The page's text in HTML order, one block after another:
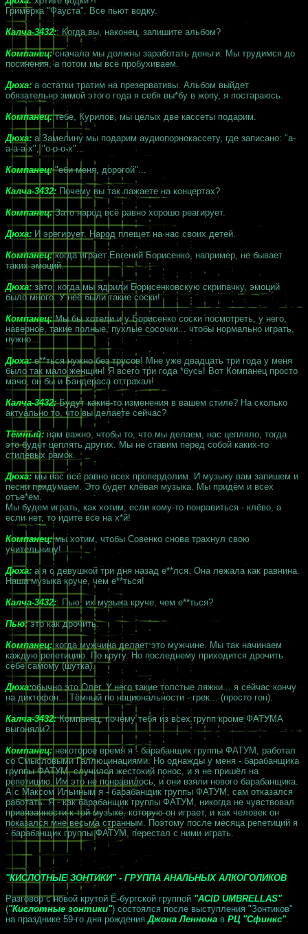
Гримёрка "Фауста". Все пьют водку.
Калча-3432:: Когда вы, наконец, запишите альбом?
Компанец:сначала мы должны заработать деньги. Мы трудимся до
посинения, а потом мы всё пробухиваем.
Дюха: а остатки тратим на презервативы. Альбом выйдет
обязательно зимой этого года я себя вы*бу в жопу, я постараюсь.
Компанец:тебе, Курилов, мы целых две кассеты подарим.
Дюха: а Замелину мы подарим аудиопорнокассету, где записано: "а-
а-а-а-х", "о-о-о-х"...
Компанец:"еби меня, дорогой"...
Калча-3432: Почему вы так лажаете на концертах?
Компанец:Зато народ всё равно хорошо реагирует.
Дюха: И эрегирует. Народ плещет на нас своих детей.
Компанец:когда играет Евгений Борисенко, например, не бывает
таких эмоций.
Дюха: зато, когда мы ядрили Борисенковскую скрипачку, эмоций
было много. У неё были такие соски!
Компанец:Мы бы хотели и у Борисенко соски посмотреть, у него,
наверное, такие полные, пухлые сосочки... чтобы нормально играть,
нужно...
Дюха:е**ться нужно без трусов! Мне уже двадцать три года у меня
было так мало женщин! Я всего три года *бусь! Вот Компанец просто
мачо, он бы и Бандераса оттрахал!
Калча-3432:Будут какие-то изменения в вашем стиле? На сколько
актуально то, что вы делаете сейчас?
Тёмный:нам важно, чтобы то, что мы делаем, нас цепляло, тогда
это будет цеплять других. Мы не ставим перед собой каких-то
стилевых рамок.
Дюха:мы вас всё равно всех пропердолим. И музыку вам запишем и
песни придумаем. Это будет клёвая музыка. Мы придём и всех
отъе*ём.
Мы будем играть, как хотим, если кому-то понравиться - клёво, а
если нет, то идите все на х*й!
Компанец:мы хотим, чтобы Совенко снова трахнул свою
учительницу!
Дюха: а я с девушкой три дня назад е**лся. Она лежала как равнина.
Наша музыка круче, чем е**ться!
Калча-3432:: Пью, их музыка круче, чем е**ться?
Пью:это как дрочить.
Компанец:когда мужчина делает это мужчине. Мы так начинаем
каждую репетицию. По кругу. Но последнему приходится дрочить
себе самому (шутка).
Дюха:обычно это Олег. У него такие толстые ляжки... я сейчас кончу
на диктофон... Тёмный по национальности - грек... (просто гон).
Калча-3432:Компанец, почему тебя из всех групп кроме ФАТУМА
выгоняли?
Компанец: некоторое время я - барабанщик группы ФАТУМ, работал
со Смысловыми Галлюцинациями. Но однажды у меня - барабанщика
группы ФАТУМ, случился жестокий понос, и я не пришёл на
репетицию. Им это не понравилось, и они взяли нового барабанщика.
А с Максом Ильиным я - барабанщик группы ФАТУМ, сам отказался
работать. Я - как барабанщик группы ФАТУМ, никогда не чувствовал
привязанности к той музыке, которую он играет, и как человек он
показался мне весьма странным. Поэтому после месяца репетиций я
- барабанщик группы ФАТУМ, перестал с ними играть.
"КИСЛОТНЫЕ ЗОНТИКИ" - ГРУППА АНАЛЬНЫХ АЛКОГОЛИКОВ
Разговор с новой крутой Ё-бургской группой "ACID UMBRELLAS"
("Кислотные зонтики") состоялся после выступления "Зонтиков"
на празднике 59-го дня рожденияДжона Леннона в РЦ "Сфинкс".